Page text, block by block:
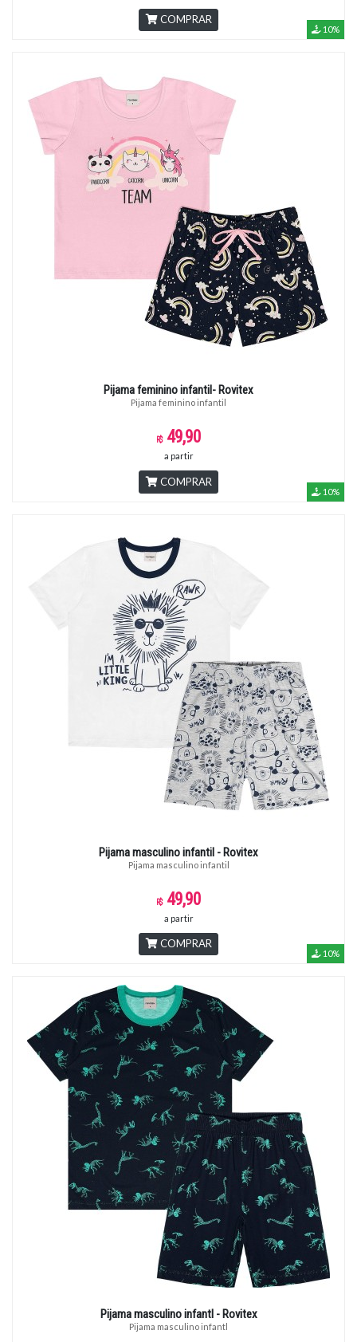
COMPRAR
10%
Pijama feminino infantil- Rovitex
Pijama feminino infantil
49,90
a partir
COMPRAR
10%
Pijama masculino infantil - Rovitex
Pijama masculino infantil
49,90
a partir
COMPRAR
10%
Pijama masculino infantl - Rovitex
Pijama masculino infantl